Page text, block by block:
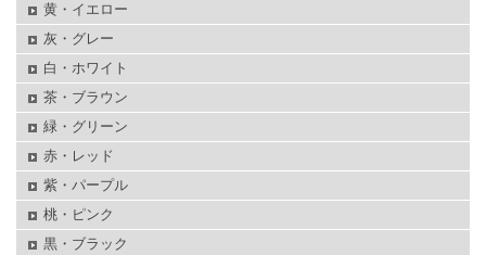
黄・イエロー
灰・グレー
白・ホワイト
茶・ブラウン
緑・グリーン
赤・レッド
紫・パープル
桃・ピンク
黒・ブラック